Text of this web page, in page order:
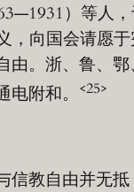
）等人
，向国会请愿
由。浙、鲁、鄂
附和。
<25>
信教自由并无抵